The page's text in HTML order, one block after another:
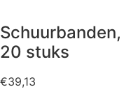
20 stuks
€39,13